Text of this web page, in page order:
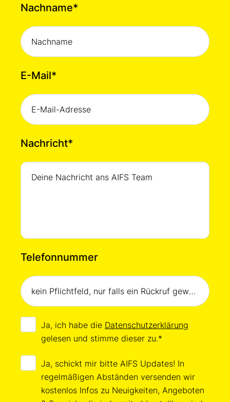
Nachname*
E-Mail*
Nachricht*
Telefonnummer
Ja, ich habe die Datenschutzerklärung
gelesen und stimme dieser zu.*
Ja, schickt mir bitte AIFS Updates! In
regelmäßigen Abständen versenden wir
kostenlos Infos zu Neuigkeiten, Angeboten